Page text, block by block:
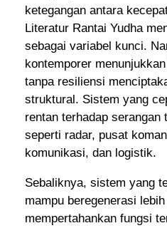
ketegangan antara
Literatur Rantai Yudha
sebagai variabel kunci.
kontemporer
tanpa resiliensi
struktural. Sistem yang
rentan terhadap
seperti radar, pusat
komunikasi, dan logistik.
Sebaliknya, sistem yang
mampu beregenerasi
mempertahankan fungsi